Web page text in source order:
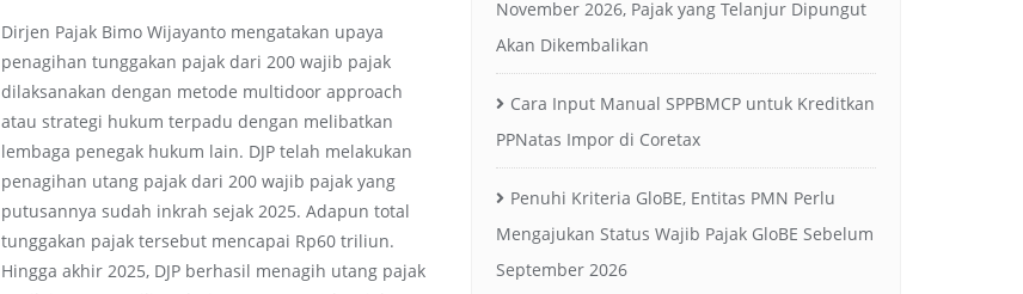
Dirjen Pajak Bimo Wijayanto mengatakan upaya
penagihan tunggakan pajak dari 200 wajib pajak
dilaksanakan dengan metode multidoor approach
atau strategi hukum terpadu dengan melibatkan
lembaga penegak hukum lain. DJP telah melakukan
penagihan utang pajak dari 200 wajib pajak yang
putusannya sudah inkrah sejak 2025. Adapun total
tunggakan pajak tersebut mencapai Rp60 triliun.
Hingga akhir 2025, DJP berhasil menagih utang pajak
November 2026, Pajak yang Telanjur Dipungut
Akan Dikembalikan
Cara Input Manual SPPBMCP untuk Kreditkan
PPNatas Impor di Coretax
Penuhi Kriteria GloBE, Entitas PMN Perlu
Mengajukan Status Wajib Pajak GloBE Sebelum
September 2026